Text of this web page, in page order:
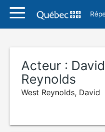
Acteur :
Reynolds
West Reynolds, David